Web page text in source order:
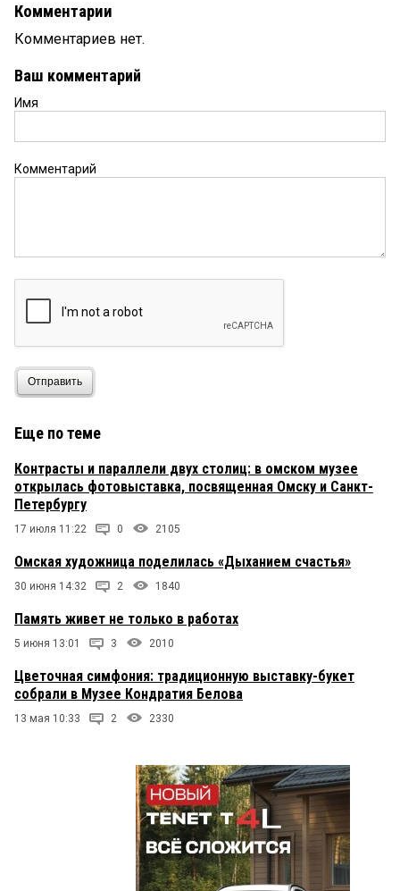
Комментарии
Комментариев нет.
Ваш комментарий
Имя
Комментарий
Отправить
Еще по теме
Контрасты и параллели двух столиц: в омском музее
открылась фотовыставка, посвященная Омску и Санкт-
Петербургу
17 июля 11:22 0 2105
Омская художница поделилась «Дыханием счастья»
30 июня 14:32 2 1840
Память живет не только в работах
5 июня 13:01 3 2010
Цветочная симфония: традиционную выставку-букет
собрали в Музее Кондратия Белова
13 мая 10:33 2 2330